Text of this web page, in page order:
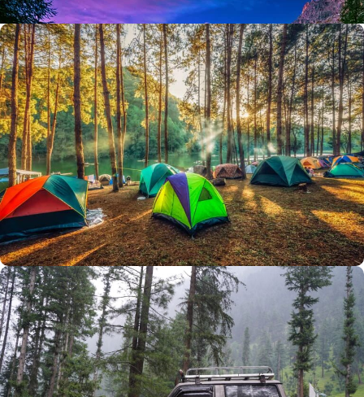
Büyük Yaz İndirimi
0
Günler
00
Hr
00
Min
00
SSK
Alışverişe Başla